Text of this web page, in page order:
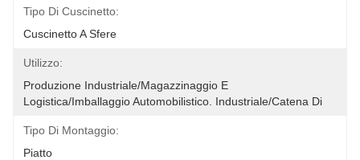
Tipo Di Cuscinetto:
Cuscinetto A Sfere
Utilizzo:
Produzione Industriale/Magazzinaggio E
Logistica/Imballaggio Automobilistico. Industriale/catena Di
Tipo Di Montaggio:
Piatto